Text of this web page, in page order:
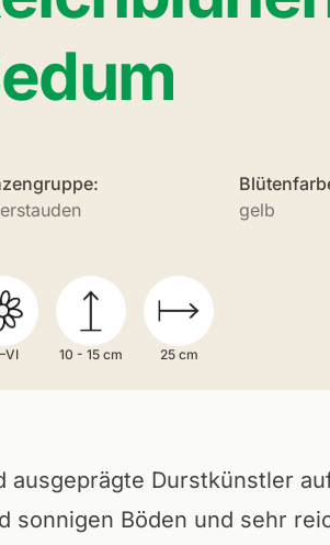
gelb
10 - 15 cm 25 cm
ausgeprägte Durstkünstler
sonnigen Böden und sehr